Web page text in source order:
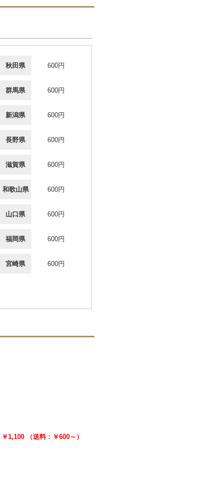
秋田県 600円
群馬県 600円
新潟県 600円
長野県 600円
滋賀県 600円
和歌山県 600円
山口県 600円
福岡県 600円
宮崎県 600円
￥1,100 （送料：￥600～）